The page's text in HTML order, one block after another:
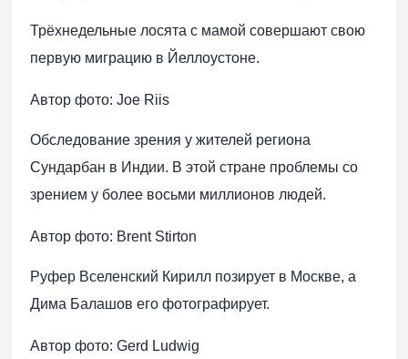
Трёхнедельные лосята с мамой совершают свою
первую миграцию в Йеллоустоне.
Автор фото: Joe Riis
Обследование зрения у жителей региона
Сундарбан в Индии. В этой стране проблемы со
зрением у более восьми миллионов людей.
Автор фото: Brent Stirton
Руфер Вселенский Кирилл позирует в Москве, а
Дима Балашов его фотографирует.
Автор фото: Gerd Ludwig